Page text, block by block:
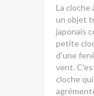
La cloche
un objet
japonais
petite
d'une
vent.
cloche